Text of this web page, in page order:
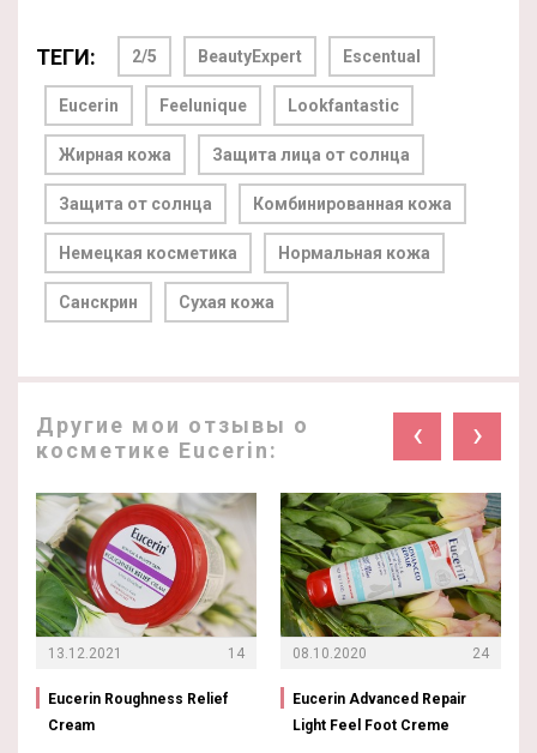
ТЕГИ: 2/5 BeautyExpert Escentual
Eucerin Feelunique Lookfantastic
Жирная кожа Защита лица от солнца
Защита от солнца Комбинированная кожа
Немецкая косметика Нормальная кожа
Санскрин Сухая кожа
Другие мои отзывы о
косметике Eucerin:
‹ ›
13.12.2021 14
Eucerin Roughness Relief
Cream
08.10.2020 24
Eucerin Advanced Repair
Light Feel Foot Creme